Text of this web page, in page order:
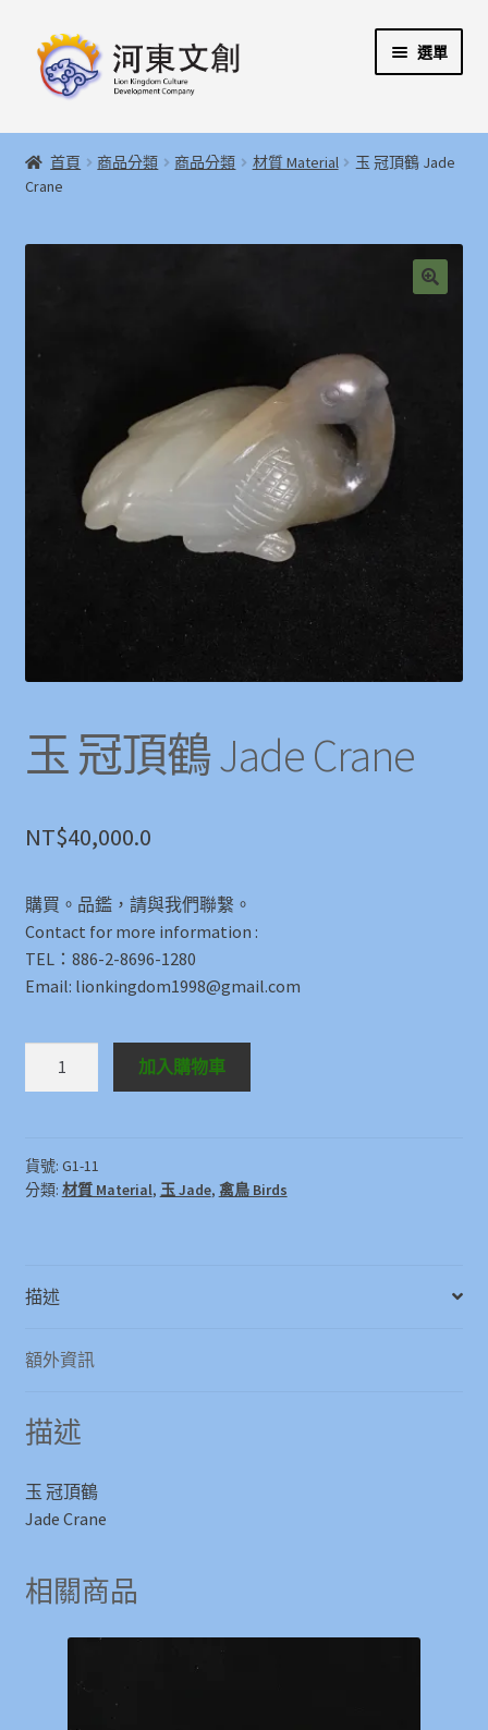
跳
至
跳
至
容
選單
首頁
開
河東文創開發股份有限公司
選
單
河東堂獅子博物館
展
開
子
購物指引
Weglot switcher
首頁 商品分類 商品分類 材質 Material
玉 冠頂鶴 Jade
Crane
玉 冠頂鶴 Jade Crane
NT$40,000.0
購買。品鑑，請與我們聯繫。
Contact for more information :
TEL：886-2-8696-1280
Email: lionkingdom1998@gmail.com
Jade
Crane
加入購物車
貨號: G1-11
分類: 材質 Material, 玉 Jade, 禽鳥 Birds
描述
額外資訊
描述
玉 冠頂鶴
Jade Crane
相關商品